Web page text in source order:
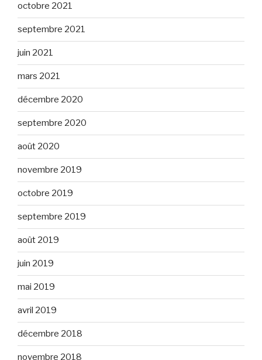
octobre 2021
septembre 2021
juin 2021
mars 2021
décembre 2020
septembre 2020
août 2020
novembre 2019
octobre 2019
septembre 2019
août 2019
juin 2019
mai 2019
avril 2019
décembre 2018
novembre 2018